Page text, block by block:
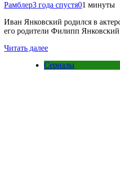
Рамблер3 года спустя01 минуты
Иван Янковский родился в
его родители Филипп
Читать далее
Сериалы